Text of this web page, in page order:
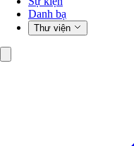
Danh bạ
Thư viện